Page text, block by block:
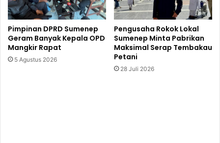
Pimpinan DPRD Sumenep
Geram Banyak Kepala OPD
Mangkir Rapat
5 Agustus 2026
Pengusaha Rokok Lokal
Sumenep Minta Pabrikan
Maksimal Serap Tembakau
Petani
28 Juli 2026